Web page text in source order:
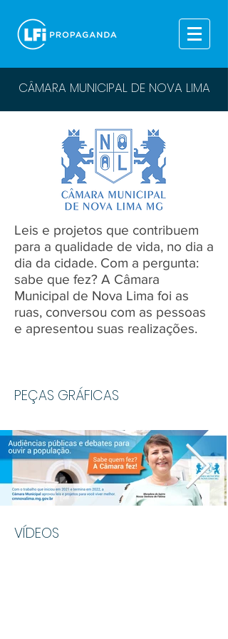
CÂMARA MUNICIPAL DE NOVA LIMA
Leis e projetos que contribuem
para a qualidade de vida, no dia a
dia da cidade. Com a pergunta:
sabe que fez? A Câmara
Municipal de Nova Lima foi as
ruas, conversou com as pessoas
e apresentou suas realizações.
PEÇAS GRÁFICAS
VÍDEOS